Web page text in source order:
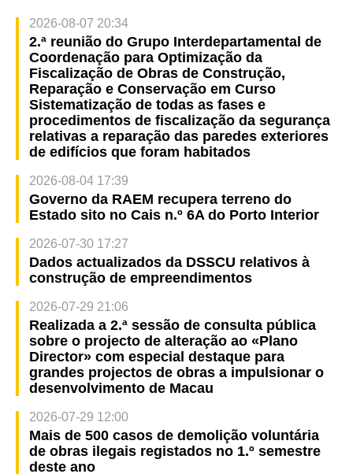
2026-08-07 20:34
2.ª reunião do Grupo Interdepartamental de
Coordenação para Optimização da
Fiscalização de Obras de Construção,
Reparação e Conservação em Curso
Sistematização de todas as fases e
procedimentos de fiscalização da segurança
relativas a reparação das paredes exteriores
de edifícios que foram habitados
2026-08-04 17:39
Governo da RAEM recupera terreno do
Estado sito no Cais n.º 6A do Porto Interior
2026-07-30 17:27
Dados actualizados da DSSCU relativos à
construção de empreendimentos
2026-07-29 21:06
Realizada a 2.ª sessão de consulta pública
sobre o projecto de alteração ao «Plano
Director» com especial destaque para
grandes projectos de obras a impulsionar o
desenvolvimento de Macau
2026-07-29 12:00
Mais de 500 casos de demolição voluntária
de obras ilegais registados no 1.º semestre
deste ano